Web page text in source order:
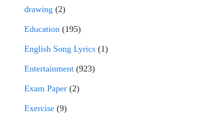
drawing (2)
Education (195)
English Song Lyrics (1)
Entertainment (923)
Exam Paper (2)
Exercise (9)